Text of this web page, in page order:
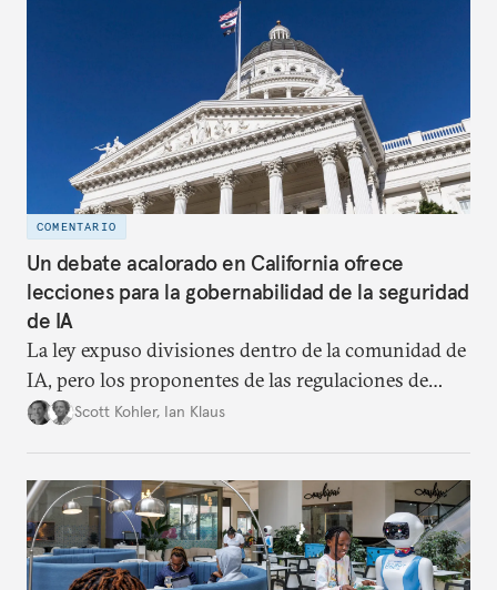
elecciones críticas para muchas de las democracias
COMENTARIO
Un debate acalorado en California ofrece
lecciones para la gobernabilidad de la seguridad
de IA
La ley expuso divisiones dentro de la comunidad de
IA, pero los proponentes de las regulaciones de
seguridad pueden tomar en cuenta las lecciones de
Scott Kohler, Ian Klaus